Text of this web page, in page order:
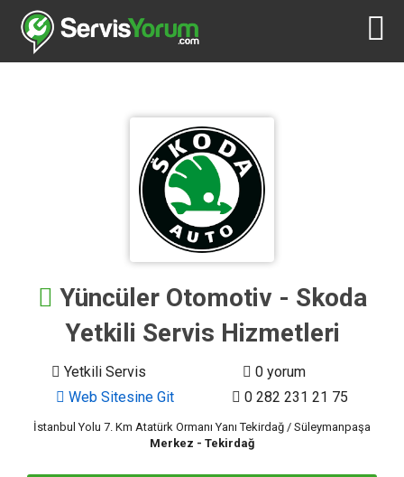
Yüncüler Otomotiv - Skoda
Yetkili Servis Hizmetleri
Yetkili Servis
0 yorum
Web Sitesine Git
0 282 231 21 75
İstanbul Yolu 7. Km Atatürk Ormanı Yanı Tekirdağ / Süleymanpaşa
Merkez - Tekirdağ